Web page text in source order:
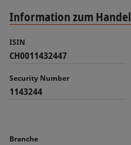
Information zum
ISIN
CH0011432447
Security Number
1143244
Branche